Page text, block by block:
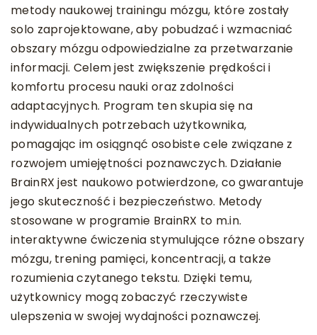
metody naukowej trainingu mózgu, które zostały
solo zaprojektowane, aby pobudzać i wzmacniać
obszary mózgu odpowiedzialne za przetwarzanie
informacji. Celem jest zwiększenie prędkości i
komfortu procesu nauki oraz zdolności
adaptacyjnych. Program ten skupia się na
indywidualnych potrzebach użytkownika,
pomagając im osiągnąć osobiste cele związane z
rozwojem umiejętności poznawczych. Działanie
BrainRX jest naukowo potwierdzone, co gwarantuje
jego skuteczność i bezpieczeństwo. Metody
stosowane w programie BrainRX to m.in.
interaktywne ćwiczenia stymulujące różne obszary
mózgu, trening pamięci, koncentracji, a także
rozumienia czytanego tekstu. Dzięki temu,
użytkownicy mogą zobaczyć rzeczywiste
ulepszenia w swojej wydajności poznawczej.